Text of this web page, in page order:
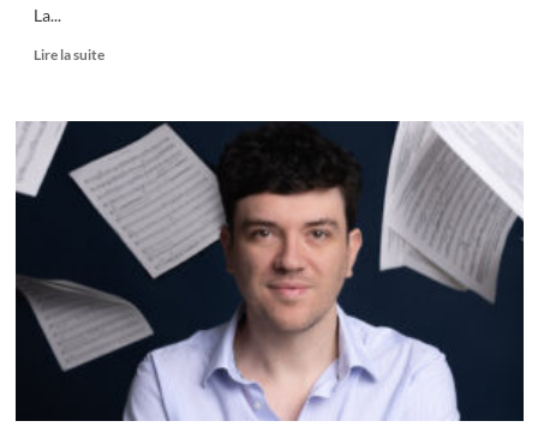
La...
Lire la suiteEn
sur
« Bric
brac »,
vibrante
expo